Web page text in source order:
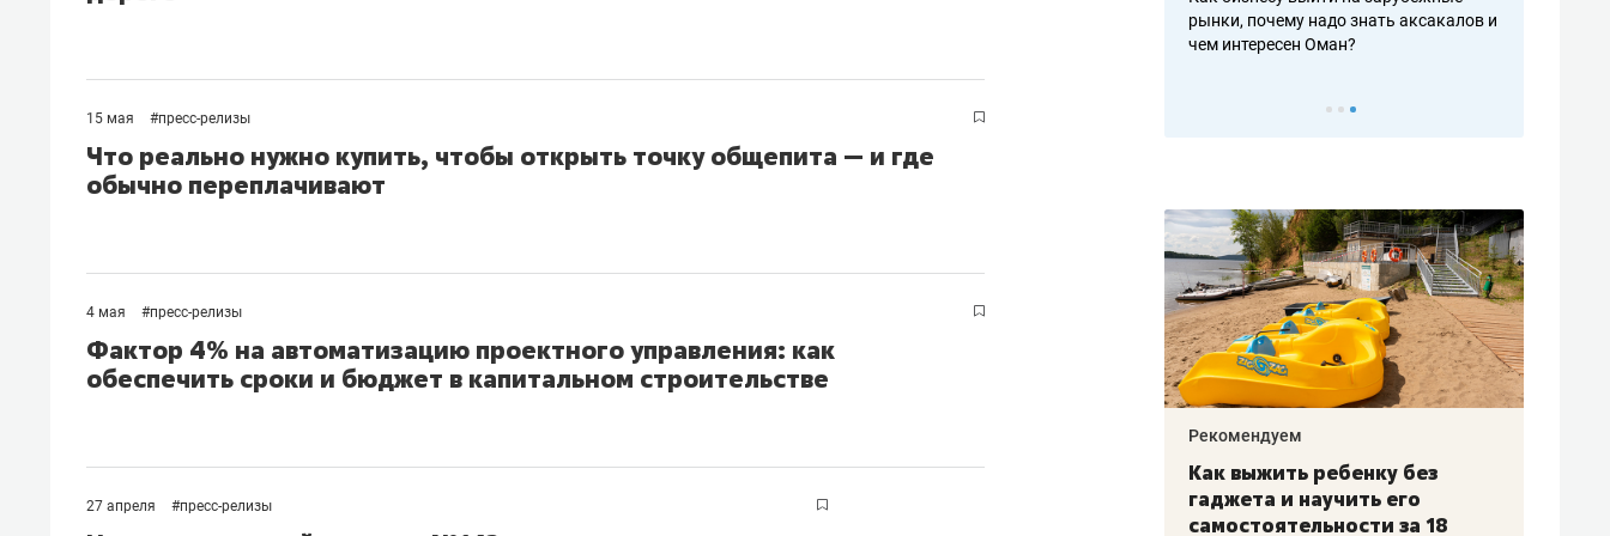
15 мая #пресс-релизы
Что реально нужно купить, чтобы открыть точку общепита — и где
обычно переплачивают
4 мая #пресс-релизы
Фактор 4% на автоматизацию проектного управления: как
обеспечить сроки и бюджет в капитальном строительстве
27 апреля #пресс-релизы
рынки, почему надо знать аксакалов и
чем интересен Оман?
Оставить шум за волной: как
строят тишину в казанском
Психотерапевт «Фороса»:
Дизайнер-прораб Наталья
Рекомендуем
Как выжить ребенку без
гаджета и научить его
самостоятельности за 18